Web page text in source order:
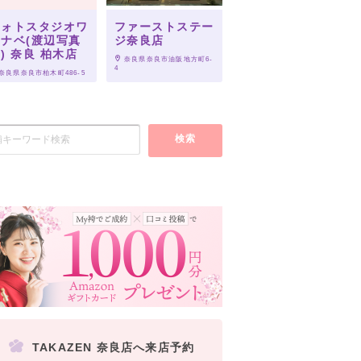
トスタジオワ
ベ(渡辺写真
奈良 柏木店
良県奈良市柏木町486-5
ファーストステー
ジ奈良店
奈良県奈良市油阪地方町6-
4
検索
TAKAZEN 奈良店へ来店予約